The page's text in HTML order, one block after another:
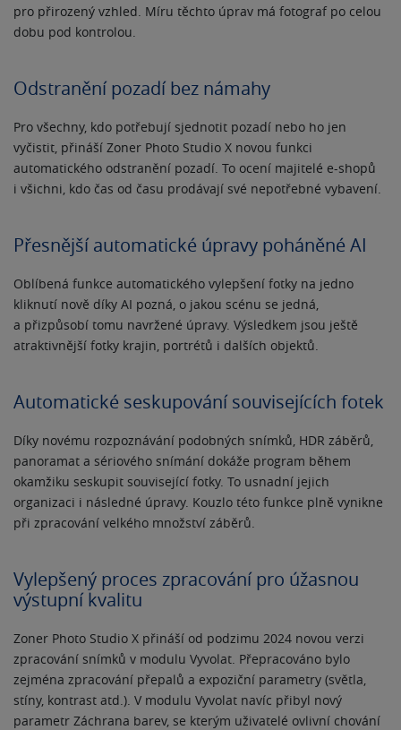
pro přirozený vzhled. Míru těchto úprav má fotograf po celou
dobu pod kontrolou.
Odstranění pozadí bez námahy
Pro všechny, kdo potřebují sjednotit pozadí nebo ho jen
vyčistit, přináší Zoner Photo Studio X novou funkci
automatického odstranění pozadí. To ocení majitelé e-shopů
i všichni, kdo čas od času prodávají své nepotřebné vybavení.
Přesnější automatické úpravy poháněné AI
Oblíbená funkce automatického vylepšení fotky na jedno
kliknutí nově díky AI pozná, o jakou scénu se jedná,
a přizpůsobí tomu navržené úpravy. Výsledkem jsou ještě
atraktivnější fotky krajin, portrétů i dalších objektů.
Automatické seskupování souvisejících fotek
Díky novému rozpoznávání podobných snímků, HDR záběrů,
panoramat a sériového snímání dokáže program během
okamžiku seskupit související fotky. To usnadní jejich
organizaci i následné úpravy. Kouzlo této funkce plně vynikne
při zpracování velkého množství záběrů.
Vylepšený proces zpracování pro úžasnou
výstupní kvalitu
Zoner Photo Studio X přináší od podzimu 2024 novou verzi
zpracování snímků v modulu Vyvolat. Přepracováno bylo
zejména zpracování přepalů a expoziční parametry (světla,
stíny, kontrast atd.). V modulu Vyvolat navíc přibyl nový
parametr Záchrana barev, se kterým uživatelé ovlivní chování